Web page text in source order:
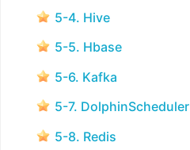
5-4. Hive
5-5. Hbase
5-6. Kafka
5-7. DolphinScheduler
5-8. Redis